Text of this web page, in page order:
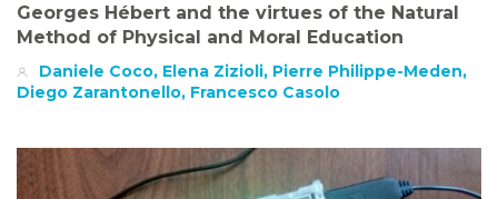
Georges Hébert and the virtues of the Natural
Method of Physical and Moral Education
Daniele Coco, Elena Zizioli, Pierre Philippe-Meden,
Diego Zarantonello, Francesco Casolo